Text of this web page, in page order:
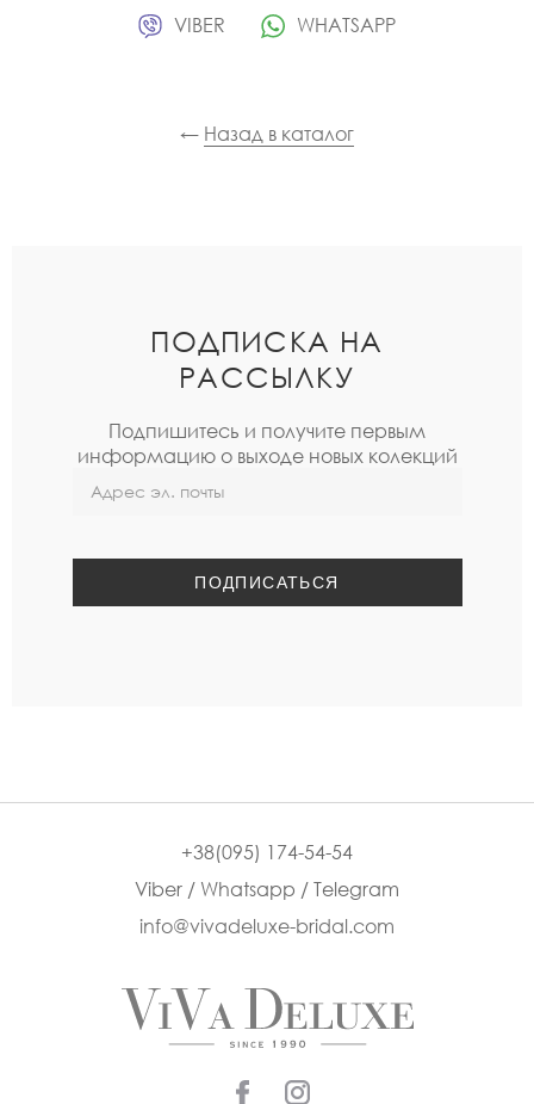
VIBER WHATSAPP
← Назад в каталог
ПОДПИСКА НА
РАССЫЛКУ
Подпишитесь и получите первым
информацию о выходе новых колекций
+38(095) 174-54-54
Viber / Whatsapp / Telegram
info@vivadeluxe-bridal.com